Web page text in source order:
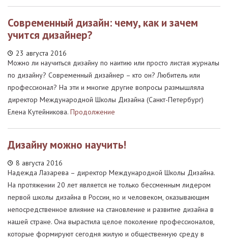
Современный дизайн: чему, как и зачем
учится дизайнер?
23 августа 2016
Можно ли научиться дизайну по наитию или просто листая журналы
по дизайну? Современный дизайнер – кто он? Любитель или
профессионал? На эти и многие другие вопросы размышляла
директор Международной Школы Дизайна (Санкт-Петербург)
Елена Кутейникова. Продолжение
Дизайну можно научить!
8 августа 2016
Надежда Лазарева – директор Международной Школы Дизайна.
На протяжении 20 лет является не только бессменным лидером
первой школы дизайна в России, но и человеком, оказывающим
непосредственное влияние на становление и развитие дизайна в
нашей стране. Она вырастила целое поколение профессионалов,
которые формируют сегодня жилую и общественную среду в